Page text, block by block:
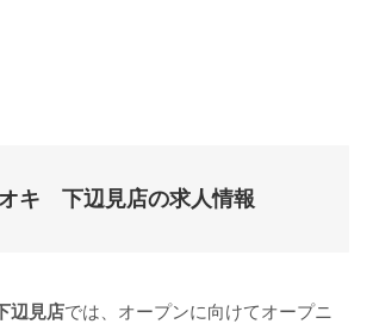
キ 下辺見店の求人情報
辺見店では、オープンに向けてオープニ